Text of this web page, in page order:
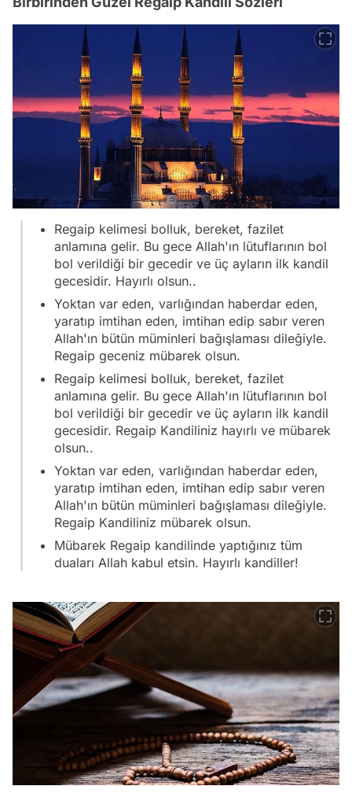
Regaip kelimesi bolluk, bereket, fazilet
anlamına gelir. Bu gece Allah'ın lütuflarının bol
bol verildiği bir gecedir ve üç ayların ilk kandil
gecesidir. Hayırlı olsun..
Yoktan var eden, varlığından haberdar eden,
yaratıp imtihan eden, imtihan edip sabır veren
Allah'ın bütün müminleri bağışlaması dileğiyle.
Regaip geceniz mübarek olsun.
Regaip kelimesi bolluk, bereket, fazilet
anlamına gelir. Bu gece Allah'ın lütuflarının bol
bol verildiği bir gecedir ve üç ayların ilk kandil
gecesidir. Regaip Kandiliniz hayırlı ve mübarek
olsun..
Yoktan var eden, varlığından haberdar eden,
yaratıp imtihan eden, imtihan edip sabır veren
Allah'ın bütün müminleri bağışlaması dileğiyle.
Regaip Kandiliniz mübarek olsun.
Mübarek Regaip kandilinde yaptığınız tüm
duaları Allah kabul etsin. Hayırlı kandiller!